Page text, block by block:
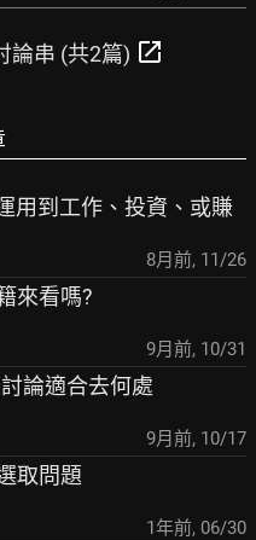
論串 (共2篇) open_in_new
用到工作、投資、或賺
8月前, 11/26
來看嗎?
9月前, 10/31
論適合去何處
9月前, 10/17
取問題
1年前, 06/30